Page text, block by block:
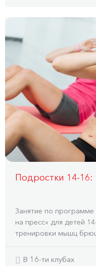
Подростки 14-
Занятие по программе
на пресс» для детей
тренировки мышц
В 16-ти клубах